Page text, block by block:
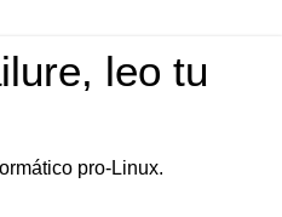
leo tu
pro-Linux.